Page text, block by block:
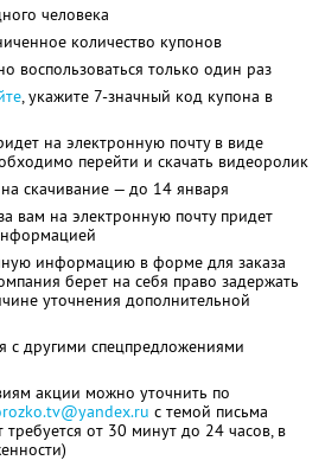
человека
количество купонов
только один раз
, укажите 7-значный код купона в
на электронную почту в виде
перейти и скачать видеоролик
скачивание — до 14 января
вам на электронную почту придет
информацию в форме для заказа
берет на себя право задержать
уточнения дополнительной
с другими спецпредложениями
акции можно уточнить по
с темой письма
от 30 минут до 24 часов, в